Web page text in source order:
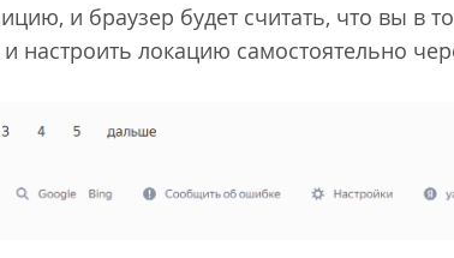
и браузер будет считать, что вы в
настроить локацию самостоятельно